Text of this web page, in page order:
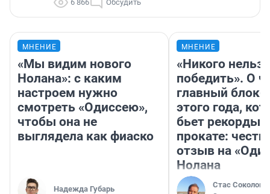
6 866 Обсудить
МНЕНИЕ
«Мы видим нового
Нолана»: с каким
настроем нужно
смотреть «Одиссею»,
чтобы она не
выглядела как фиаско
Надежда Губарь
МНЕНИЕ
«Никого нельзя
победить». О
главный
этого года,
бьет рекорды в
прокате:
отзыв на
Нолана
Стас Соколов